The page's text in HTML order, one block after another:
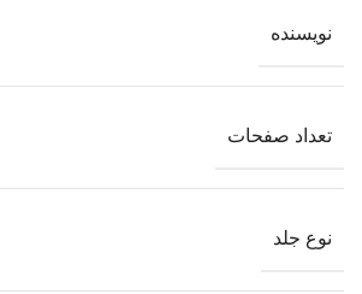
نویسنده
تعداد صفحات
نوع جلد